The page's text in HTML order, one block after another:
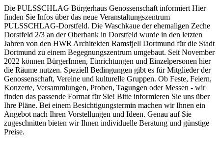
Die PULSSCHLAG Bürgerhaus Genossenschaft informiert Hier
finden Sie Infos über das neue Veranstaltungszentrum
PULSSCHLAG-Dorstfeld. Die Waschkaue der ehemaligen Zeche
Dorstfeld 2/3 an der Oberbank in Dorstfeld wurde in den letzten
Jahren von den HWR Architekten Ramsfjell Dortmund für die Stadt
Dortmund zu einem Begegnungszentrum umgebaut. Seit November
2022 können BürgerInnen, Einrichtungen und Einzelpersonen hier
die Räume nutzen. Speziell Bedingungen gibt es für Mitglieder der
Genossenschaft, Vereine und kulturelle Gruppen. Ob Feste, Feiern,
Konzerte, Versammlungen, Proben, Tagungen oder Messen - wir
finden das passende Format für Sie! Bitte informieren Sie uns über
Ihre Pläne. Bei einem Besichtigungstermin machen wir Ihnen ein
Angebot nach Ihren Vorstellungen und Ideen. Genau auf Sie
zugeschnitten bieten wir Ihnen individuelle Beratung und günstige
Preise.